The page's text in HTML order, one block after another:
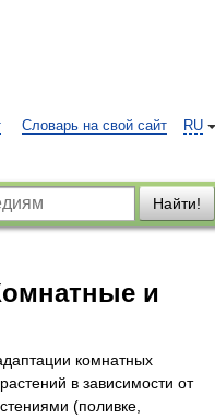
RU
Словарь на свой сайт
Найти!
и
комнатных
в зависимости от
(поливке,